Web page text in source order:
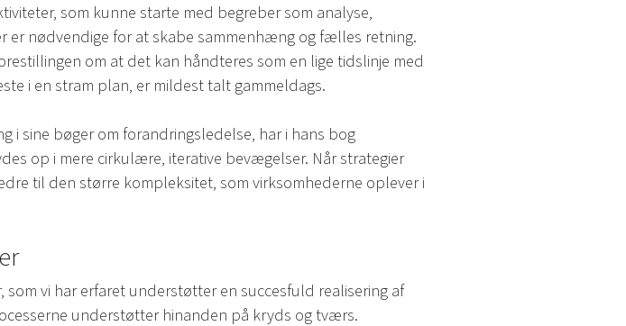
som kunne starte med begreber som analyse,
nødvendige for at skabe sammenhæng og fælles retning.
om at det kan håndteres som en lige tidslinje med
i en stram plan, er mildest talt gammeldags.
sine bøger om forandringsledelse, har i hans bog
op i mere cirkulære, iterative bevægelser. Når strategier
til den større kompleksitet, som virksomhederne oplever i
vi har erfaret understøtter en succesfuld realisering af
understøtter hinanden på kryds og tværs.